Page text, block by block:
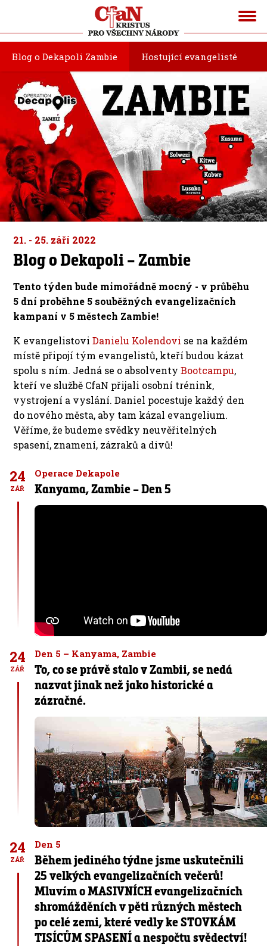
Blog o Dekapoli Zambie Hostující evangelisté
21. - 25. září 2022
Blog o Dekapoli – Zambie
Tento týden bude mimořádně mocný - v průběhu
5 dní proběhne 5 souběžných evangelizačních
kampaní v 5 městech Zambie!
K evangelistoviDanielu Kolendovi se na každém
místě připojí tým evangelistů, kteří budou kázat
spolu s ním. Jedná se o absolventyBootcampu,
kteří ve službě CfaN přijali osobní trénink,
vystrojení a vyslání. Daniel pocestuje každý den
do nového města, aby tam kázal evangelium.
Věříme, že budeme svědky neuvěřitelných
spasení, znamení, zázraků a divů!
24
ZÁŘ
Operace Dekapole
Kanyama, Zambie – Den 5
24
ZÁŘ
Den 5 – Kanyama, Zambie
To, co se právě stalo v Zambii, se nedá
nazvat jinak než jako historické a
zázračné.
24
ZÁŘ
Den 5
Během jediného týdne jsme uskutečnili
25 velkých evangelizačních večerů!
Mluvím o MASIVNÍCH evangelizačních
shromážděních v pěti různých městech
po celé zemi, které vedly ke STOVKÁM
TISÍCŮM SPASENÍ a nespočtu svědectví!